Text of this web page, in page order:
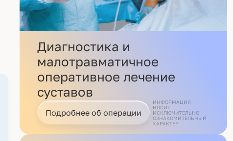
Диагностика и
малотравматичное
оперативное лечение
суставов
Подробнее об операции
ИНФОРМАЦИЯ
НОСИТ
ИСКЛЮЧИТЕЛЬНО
ОЗНАКОМИТЕЛЬНЫЙ
ХАРАКТЕР